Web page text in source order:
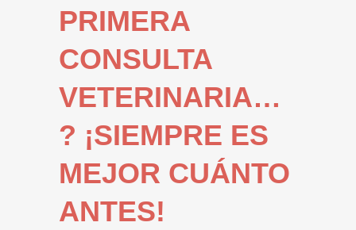
PRIMERA
CONSULTA
VETERINARIA…
? ¡SIEMPRE ES
MEJOR CUÁNTO
ANTES!